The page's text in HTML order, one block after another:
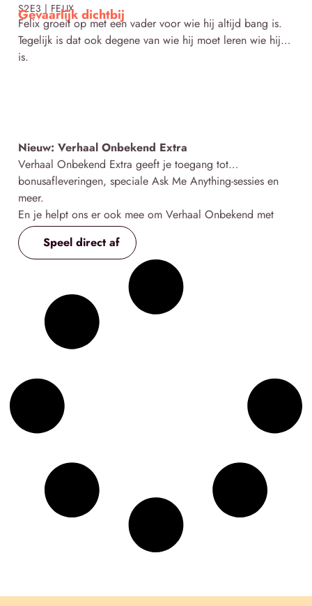
S2E3 | FELIX
Gevaarlijk dichtbij
Felix groeit op met een vader voor wie hij altijd bang is.
Tegelijk is dat ook degene van wie hij moet leren wie hij
is.
Nieuw: Verhaal Onbekend Extra
Verhaal Onbekend Extra geeft je toegang tot
bonusafleveringen, speciale Ask Me Anything-sessies en
meer.
En je helpt ons er ook mee om Verhaal Onbekend met
veel liefde te kunnen blijven maken 🧡
Speel direct af